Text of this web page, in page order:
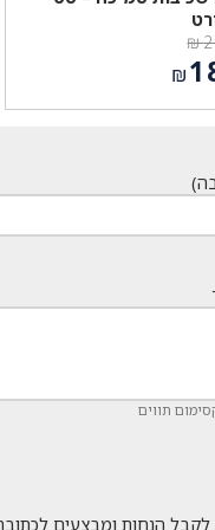
₪
₪
הנחות ומבצעים